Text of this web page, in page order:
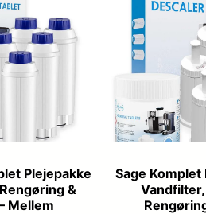
Plejepakke
&
Mellem
Sage Komplet